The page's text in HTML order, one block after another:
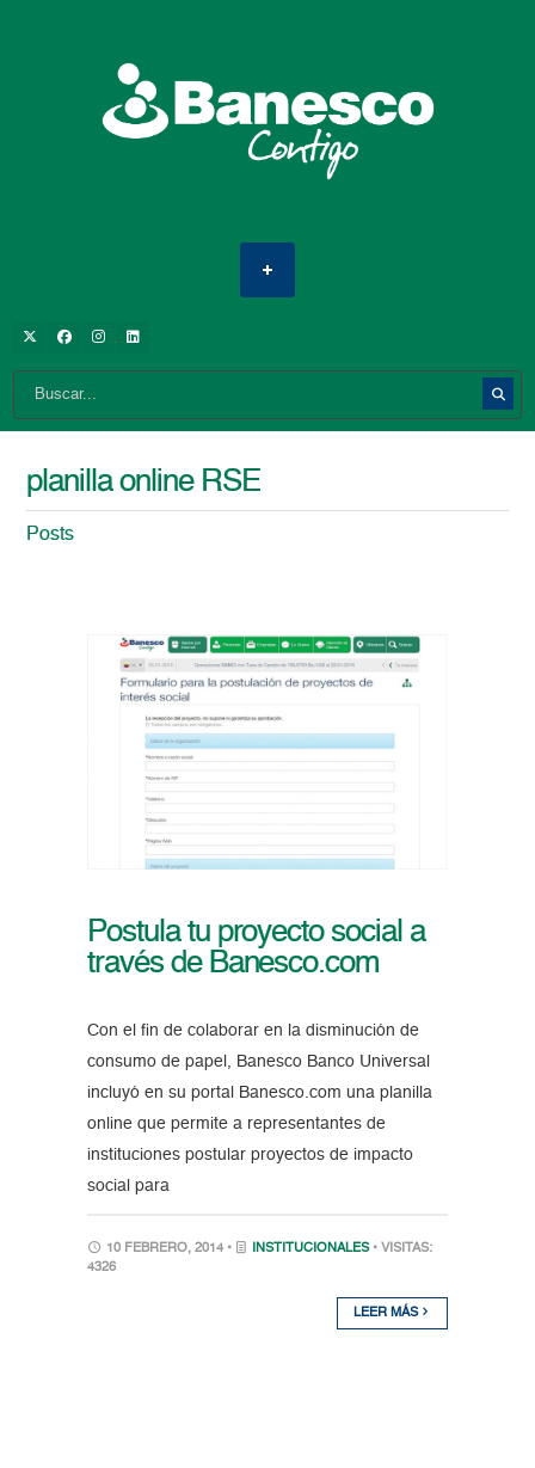
planilla online RSE
Posts
Postula tu proyecto social a
través de Banesco.com
Con el fin de colaborar en la disminución de
consumo de papel, Banesco Banco Universal
incluyó en su portal Banesco.com una planilla
online que permite a representantes de
instituciones postular proyectos de impacto
social para
10 FEBRERO, 2014 • INSTITUCIONALES • VISITAS:
4326
LEER MÁS